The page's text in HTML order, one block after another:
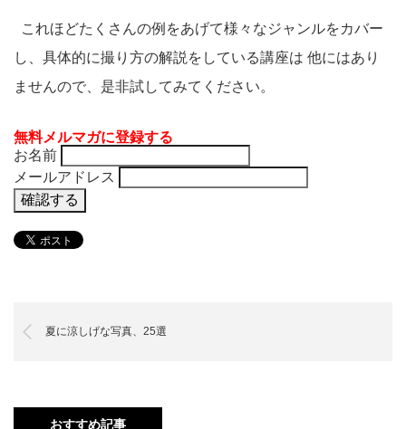
これほどたくさんの例をあげて様々なジャンルをカバー
し、具体的に撮り方の解説をしている講座は 他にはあり
ませんので、是非試してみてください。
無料メルマガに登録する
お名前
メールアドレス
夏に涼しげな写真、25選
おすすめ記事